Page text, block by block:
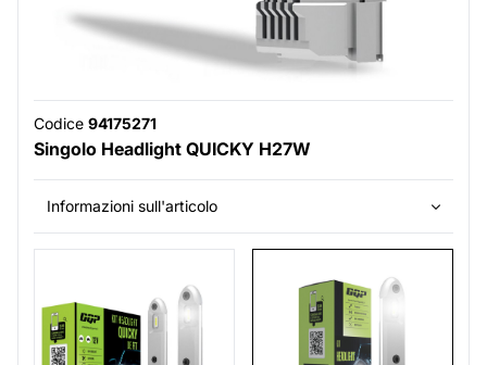
Codice 94175271
Singolo Headlight QUICKY H27W
Informazioni sull'articolo